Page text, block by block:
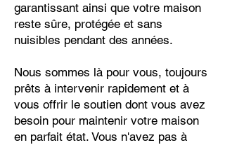
garantissant ainsi que votre maison
reste sûre, protégée et sans
nuisibles pendant des années.
Nous sommes là pour vous, toujours
prêts à intervenir rapidement et à
vous offrir le soutien dont vous avez
besoin pour maintenir votre maison
en parfait état. Vous n'avez pas à